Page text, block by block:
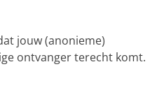
jouw (anonieme)
ontvanger terecht komt.